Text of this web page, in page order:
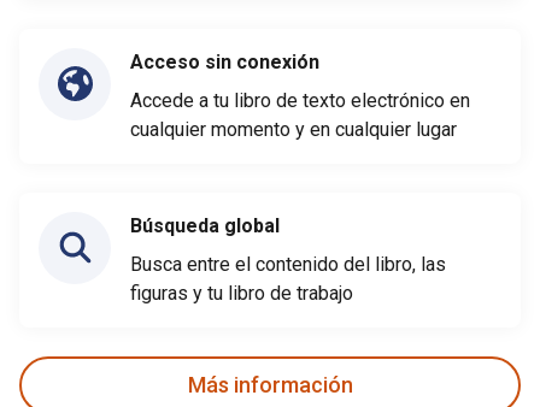
Acceso sin conexión
Accede a tu libro de texto electrónico en
cualquier momento y en cualquier lugar
Búsqueda global
Busca entre el contenido del libro, las
figuras y tu libro de trabajo
Más información